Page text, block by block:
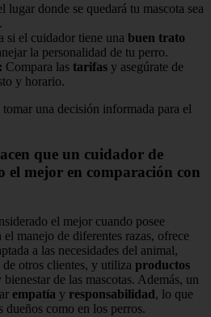
lugar donde se quedará tu mascota sea
si el cuidador tiene una buen trato
la personalidad de tu perro.
: Compara las tarifas y asegúrate de
y horario.
tomar una decisión informada para el
que un cuidador de
el mejor en comparación con
el mejor cuando posee
el manejo de diferentes razas, ofrece
a las necesidades del animal,
de otros clientes, y utiliza productos
de las mascotas. Además, un
empatía y responsabilidad, lo que
dueños como en los perros.